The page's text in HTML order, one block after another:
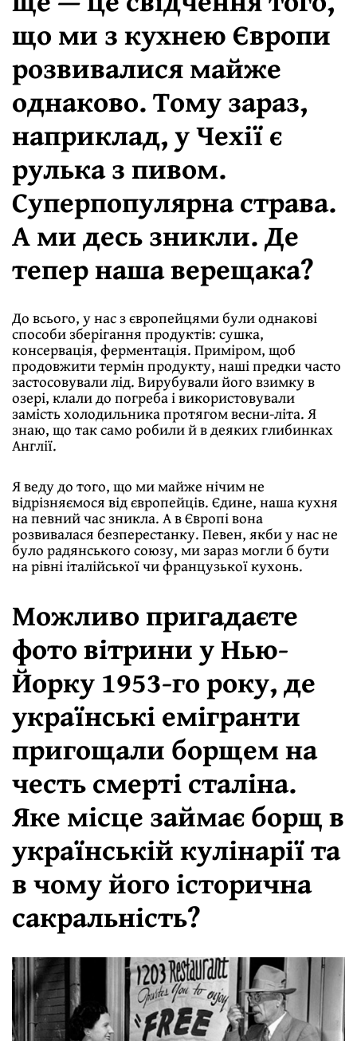
що ми з кухнею Європи
розвивалися майже
однаково. Тому зараз,
наприклад, у Чехії є
рулька з пивом.
Суперпопулярна страва.
А ми десь зникли. Де
тепер наша верещака?
До всього, у нас з європейцями були однакові
способи зберігання продуктів: сушка,
консервація, ферментація. Приміром, щоб
продовжити термін продукту, наші предки часто
застосовували лід. Вирубували його взимку в
озері, клали до погреба і використовували
замість холодильника протягом весни-літа. Я
знаю, що так само робили й в деяких глибинках
Англії.
Я веду до того, що ми майже нічим не
відрізняємося від європейців. Єдине, наша кухня
на певний час зникла. А в Європі вона
розвивалася безперестанку. Певен, якби у нас не
було радянського союзу, ми зараз могли б бути
на рівні італійської чи французької кухонь.
Можливо пригадаєте
фото вітрини у Нью-
Йорку 1953-го року, де
українські емігранти
пригощали борщем на
честь смерті сталіна.
Яке місце займає борщ в
українській кулінарії та
в чому його історична
сакральність?